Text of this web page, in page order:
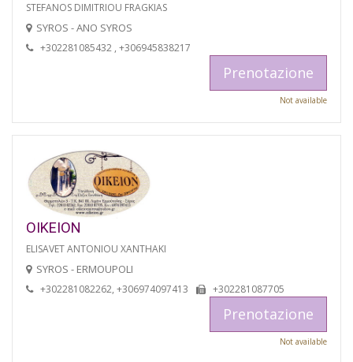
STEFANOS DIMITRIOU FRAGKIAS
SYROS - ANO SYROS
+302281085432 , +306945838217
Prenotazione
Not available
OIKEION
ELISAVET ANTONIOU XANTHAKI
SYROS - ERMOUPOLI
+302281082262, +306974097413 +302281087705
Prenotazione
Not available